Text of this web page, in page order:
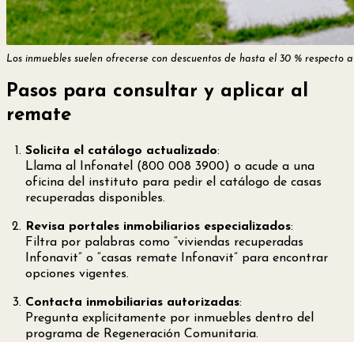
Los inmuebles suelen ofrecerse con descuentos de hasta el 30 % respecto
Pasos para consultar y aplicar al
remate
Solicita el catálogo actualizado:
Llama al Infonatel (800 008 3900) o acude a una
oficina del instituto para pedir el catálogo de casas
recuperadas disponibles.
Revisa portales inmobiliarios especializados:
Filtra por palabras como “viviendas recuperadas
Infonavit” o “casas remate Infonavit” para encontrar
opciones vigentes.
Contacta inmobiliarias autorizadas:
Pregunta explícitamente por inmuebles dentro del
programa de Regeneración Comunitaria.